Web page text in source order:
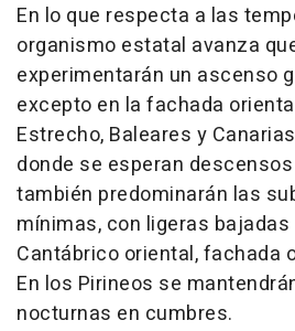
En lo que respecta a las
organismo estatal avanza
experimentarán un ascenso
excepto en la fachada
Estrecho, Baleares y
donde se esperan
también predominarán las
mínimas, con ligeras bajadas
Cantábrico oriental, fachada
En los Pirineos se
nocturnas en cumbres.